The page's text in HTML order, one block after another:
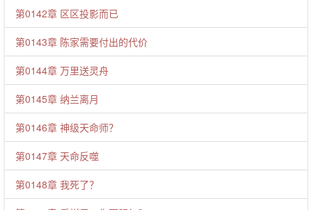
第0142章 区区投影而已
第0143章 陈家需要付出的代价
第0144章 万里送灵舟
第0145章 纳兰离月
第0146章 神级天命师？
第0147章 天命反噬
第0148章 我死了？